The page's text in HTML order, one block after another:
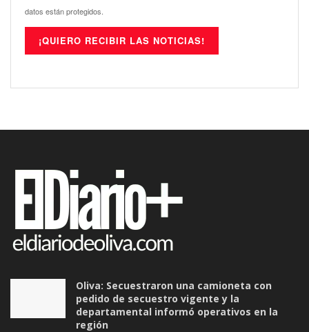
datos están protegidos.
Oliva: Secuestraron una camioneta con
pedido de secuestro vigente y la
departamental informó operativos en la
región